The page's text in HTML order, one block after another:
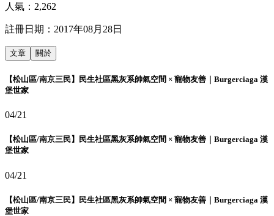
人氣： 2,262
註冊日期： 2017年08月28日
文章 關於
【松山區/南京三民】民生社區黑灰系帥氣空間 × 寵物友善｜Burgerciaga 漢
堡世家
04/21
【松山區/南京三民】民生社區黑灰系帥氣空間 × 寵物友善｜Burgerciaga 漢
堡世家
04/21
【松山區/南京三民】民生社區黑灰系帥氣空間 × 寵物友善｜Burgerciaga 漢
堡世家